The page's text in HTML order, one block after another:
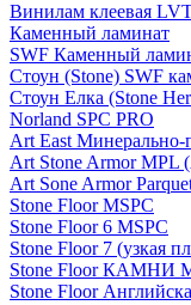
Винилам клеевая
Каменный ламинат
SWF Каменный
Стоун (Stone) SWF
Стоун Елка (Stone
Norland SPC PRO
Art East
Art Stone Armor
Art Sone Armor
Stone Floor MSPC
Stone Floor 6 MSPC
Stone Floor 7 (узкая
Stone Floor КАМНИ
Stone Floor